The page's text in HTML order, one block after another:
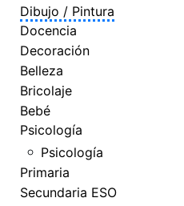
Dibujo / Pintura
Docencia
Decoración
Belleza
Bricolaje
Bebé
Psicología
Psicología
Primaria
Secundaria ESO